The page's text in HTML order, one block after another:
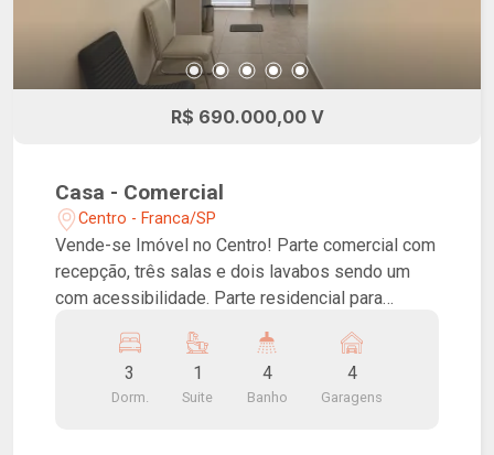
R$ 690.000,00 V
Casa - Comercial
Centro - Franca/SP
Vende-se Imóvel no Centro! Parte comercial com
recepção, três salas e dois lavabos sendo um
com acessibilidade. Parte residencial para
ampla sala de estar, banheiro social, cozinha,
lavanderia, quintal e garagem.
3
Dorm.
1
Suite
4
Banho
4
Garagens